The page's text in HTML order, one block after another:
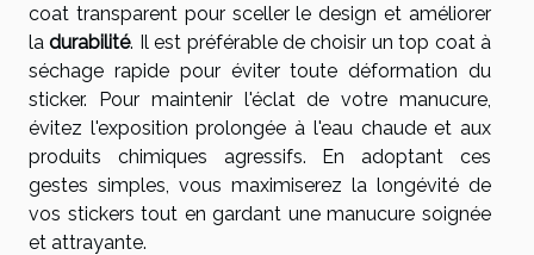
coat transparent pour sceller le design et améliorer
ladurabilité. Il est préférable de choisir un top coat à
séchage rapide pour éviter toute déformation du
sticker. Pour maintenir l'éclat de votre manucure,
évitez l'exposition prolongée à l'eau chaude et aux
produits chimiques agressifs. En adoptant ces
gestes simples, vous maximiserez la longévité de
vos stickers tout en gardant une manucure soignée
et attrayante.